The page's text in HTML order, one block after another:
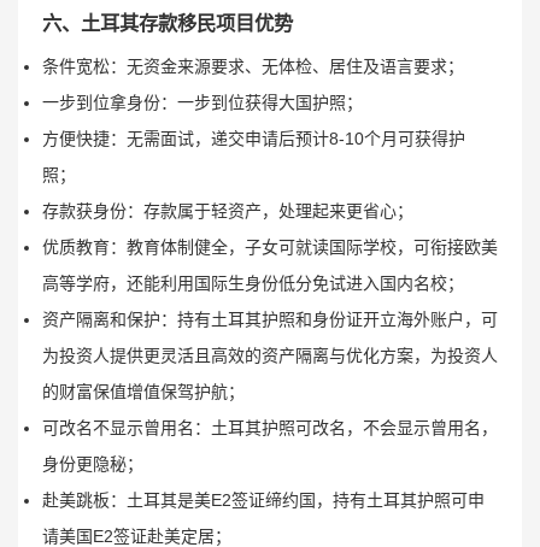
六、土耳其存款移民项目优势
条件宽松：无资金来源要求、无体检、居住及语言要求；
一步到位拿身份：一步到位获得大国护照；
方便快捷：无需面试，递交申请后预计8-10个月可获得护
照；
存款获身份：存款属于轻资产，处理起来更省心；
优质教育：教育体制健全，子女可就读国际学校，可衔接欧美
高等学府，还能利用国际生身份低分免试进入国内名校；
资产隔离和保护：持有土耳其护照和身份证开立海外账户，可
为投资人提供更灵活且高效的资产隔离与优化方案，为投资人
的财富保值增值保驾护航；
可改名不显示曾用名：土耳其护照可改名，不会显示曾用名，
身份更隐秘；
赴美跳板：土耳其是美E2签证缔约国，持有土耳其护照可申
请美国E2签证赴美定居；